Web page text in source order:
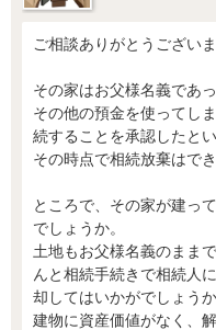
ご相談ありがとうございま
その家はお父様名義であ
その他の預金を使ってし
続することを承認したと
その時点で相続放棄はで
ところで、その家が建っ
でしょうか。
土地もお父様名義のまま
んと相続手続きで相続人
却してはいかがでしょうか
建物に資産価値がなく、